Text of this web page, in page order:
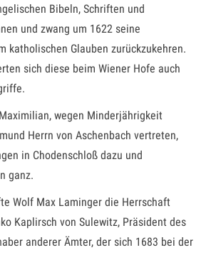
Bibeln, Schriften und
und zwang um 1622 seine
katholischen Glauben zurückzukehren.
sich diese beim Wiener Hofe auch
wegen Minderjährigkeit
Herrn von Aschenbach vertreten,
in Chodenschloß dazu und
ganz.
Wolf Max Laminger die Herrschaft
Kaplirsch von Sulewitz, Präsident des
anderer Ämter, der sich 1683 bei der